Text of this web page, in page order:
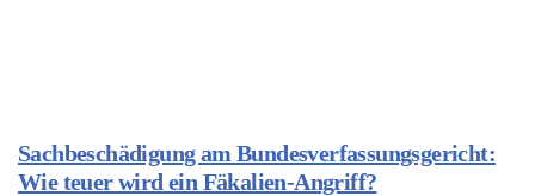
Sachbeschädigung am Bundesverfassungsgericht:
Wie teuer wird ein Fäkalien-Angriff?